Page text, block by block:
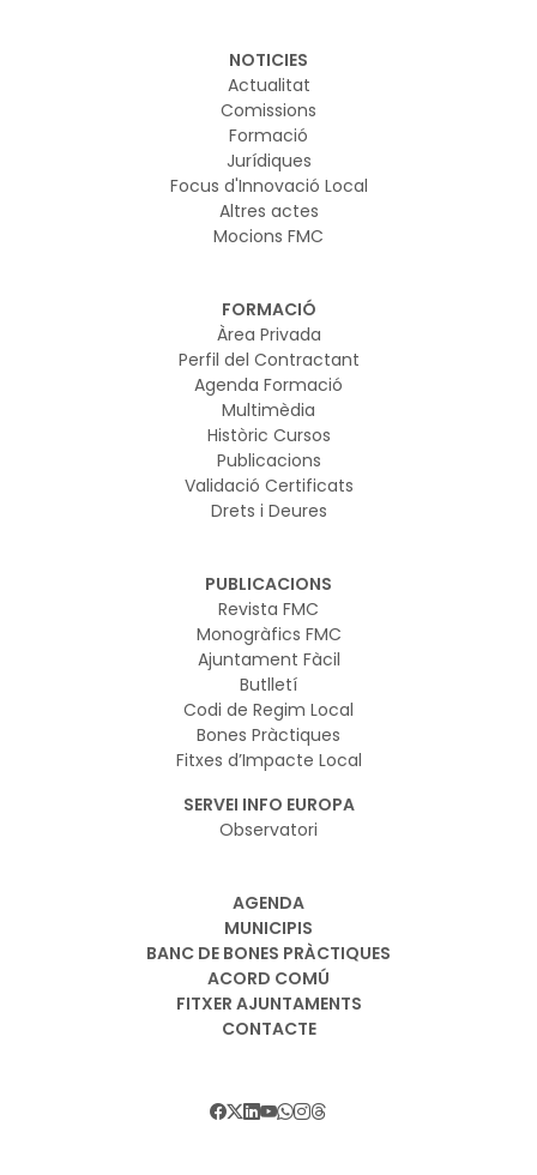
NOTICIES
Actualitat
Comissions
Formació
Jurídiques
Focus d'Innovació Local
Altres actes
Mocions FMC
FORMACIÓ
Àrea Privada
Perfil del Contractant
Agenda Formació
Multimèdia
Històric Cursos
Publicacions
Validació Certificats
Drets i Deures
PUBLICACIONS
Revista FMC
Monogràfics FMC
Ajuntament Fàcil
Butlletí
Codi de Regim Local
Bones Pràctiques
Fitxes d’Impacte Local
SERVEI INFO EUROPA
Observatori
AGENDA
MUNICIPIS
BANC DE BONES PRÀCTIQUES
ACORD COMÚ
FITXER AJUNTAMENTS
CONTACTE